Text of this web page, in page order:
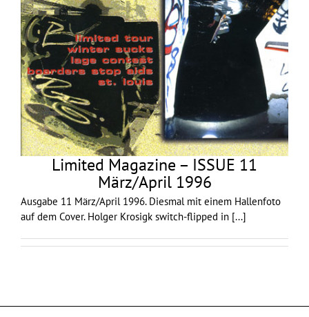
Limited Magazine – ISSUE 11
März/April 1996
Ausgabe 11 März/April 1996. Diesmal mit einem Hallenfoto
auf dem Cover. Holger Krosigk switch-flipped in [...]